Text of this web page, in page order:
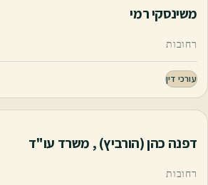
משינסקי רמי
רחובות
עורכי דין
דפנה כהן (הורביץ) , משרד עו"ד
רחובות